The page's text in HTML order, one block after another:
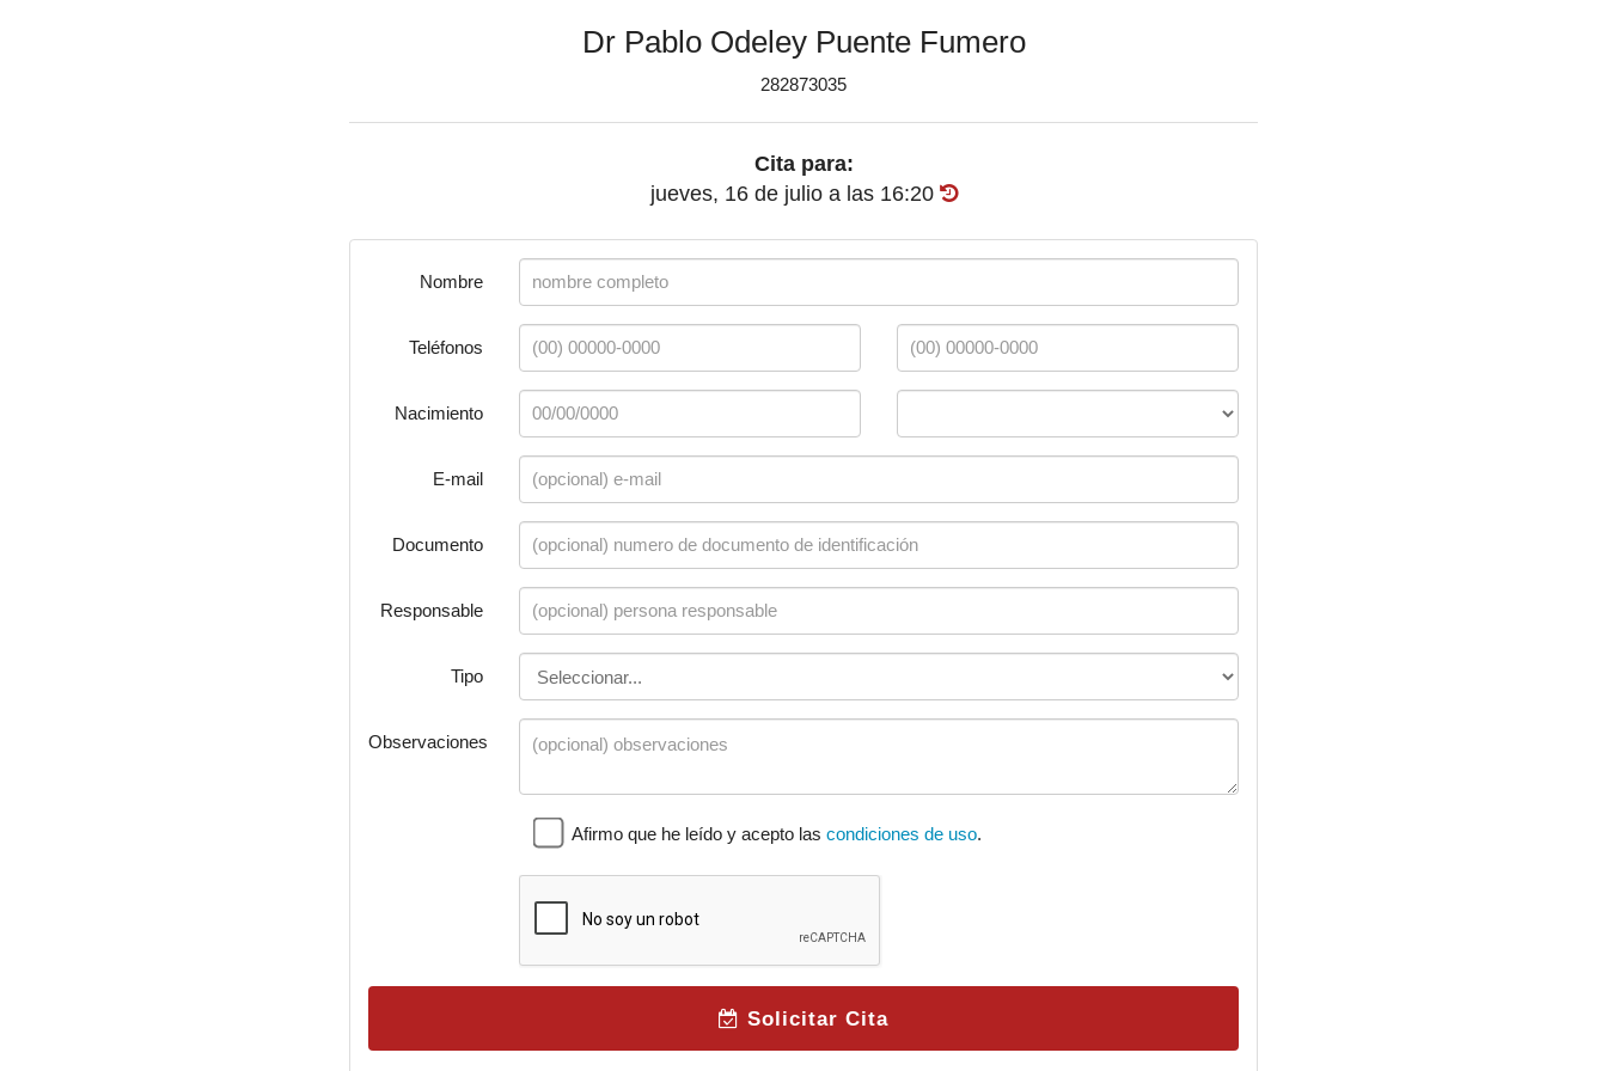
Dr Pablo Odeley Puente Fumero
282873035
Cita para:
jueves, 16 de julio a las 16:20
Nombre
Teléfonos
Nacimiento
E-mail
Documento
Responsable
Tipo
Observaciones
Afirmo que he leído y acepto lascondiciones de uso.
Solicitar Cita